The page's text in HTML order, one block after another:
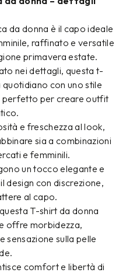
da donna è il capo ideale
raffinato e versatile
primavera estate.
nei dettagli, questa t-
con uno stile
per creare outfit
e freschezza al look,
sia a combinazioni
e femminili.
un tocco elegante e
design con discrezione,
al capo.
T-shirt da donna
offre morbidezza,
sensazione sulla pelle
comfort e libertà di